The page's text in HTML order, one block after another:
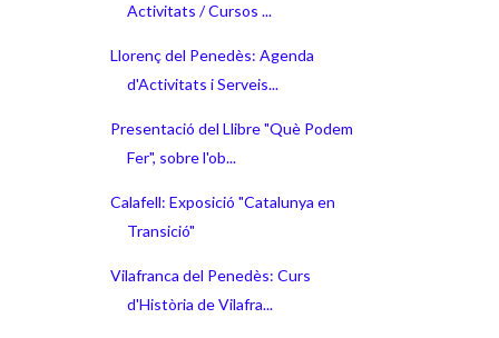
Activitats / Cursos ...
Llorenç del Penedès: Agenda
d'Activitats i Serveis...
Presentació del Llibre "Què Podem
Fer", sobre l'ob...
Calafell: Exposició "Catalunya en
Transició"
Vilafranca del Penedès: Curs
d'Història de Vilafra...